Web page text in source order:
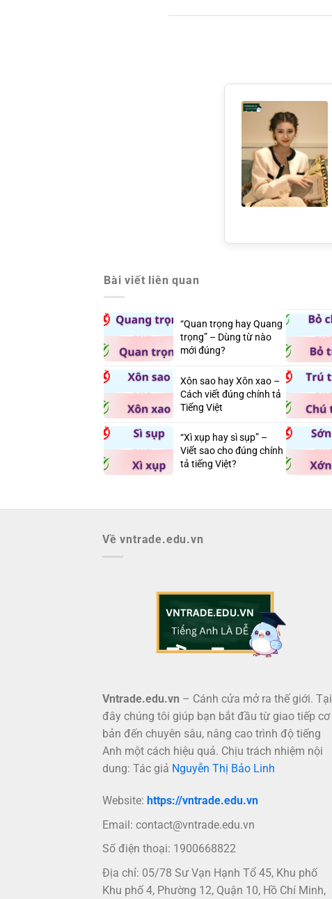
Bài viết liên quan
“Quan trọng hay Quang
trọng” – Dùng từ nào
mới đúng?
Xôn sao hay Xôn xao –
Cách viết đúng chính tả
Tiếng Việt
“Xì xụp hay sì sụp” –
Viết sao cho đúng chính
tả tiếng Việt?
Về vntrade.edu.vn
Vntrade.edu.vn – Cánh cửa mở ra thế giới. Tại
đây chúng tôi giúp bạn bắt đầu từ giao tiếp cơ
bản đến chuyên sâu, nâng cao trình độ tiếng
Anh một cách hiệu quả. Chịu trách nhiệm nội
dung: Tác giả Nguyễn Thị Bảo Linh
Website: https://vntrade.edu.vn
Email: contact@vntrade.edu.vn
Số điện thoại: 1900668822
Địa chỉ: 05/78 Sư Vạn Hạnh Tổ 45, Khu phố
Khu phố 4, Phường 12, Quận 10, Hồ Chí Minh,